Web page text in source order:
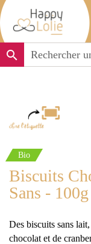
search
Bio
Biscuits
Sans - 100g
Des biscuits sans
chocolat et de